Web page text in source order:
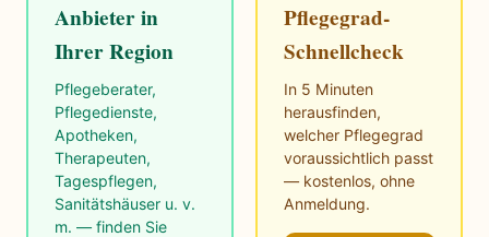
Anbieter in
Ihrer Region
Pflegeberater,
Pflegedienste,
Apotheken,
Therapeuten,
Tagespflegen,
Sanitätshäuser u. v.
m. — finden Sie
Pflegegrad-
Schnellcheck
In 5 Minuten
herausfinden,
welcher Pflegegrad
voraussichtlich passt
— kostenlos, ohne
Anmeldung.